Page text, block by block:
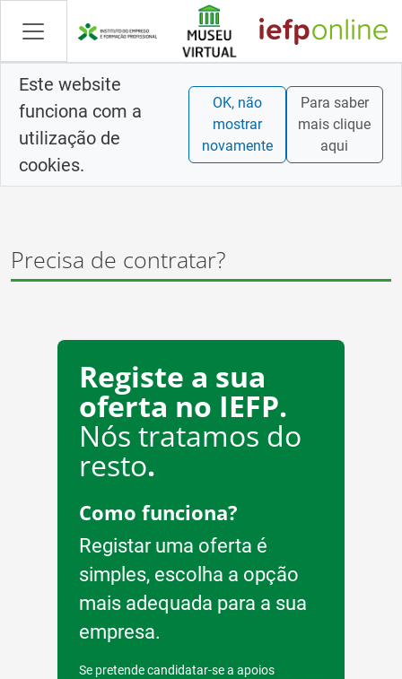
Skip
Content
Este website
funciona com a
utilização de
cookies.
OK, não
mostrar
novamente
Para saber
mais clique
aqui
Precisa de contratar?
Registe a sua
oferta no IEFP.
Nós tratamos do
resto.
Como funciona?
Registar uma oferta é
simples, escolha a opção
mais adequada para a sua
empresa.
Se pretende candidatar-se a apoios